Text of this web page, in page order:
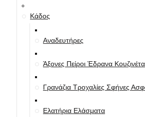
Κάδος
Αναδευτήρες
Άξονες Πείροι Έδρανα Κουζινέτα
Γρανάζια Τροχαλίες Σφήνες
Ελατήρια Ελάσματα